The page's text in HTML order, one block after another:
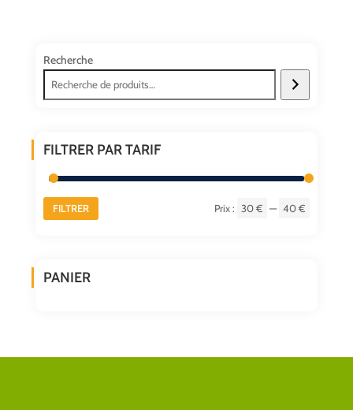
être
produit
Recherche
FILTRER PAR TARIF
FILTRER Prix : 30 € — 40 €
PANIER